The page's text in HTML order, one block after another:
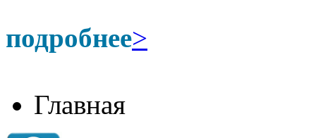
подробнее>
Главная